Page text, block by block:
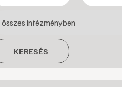
KERESÉS